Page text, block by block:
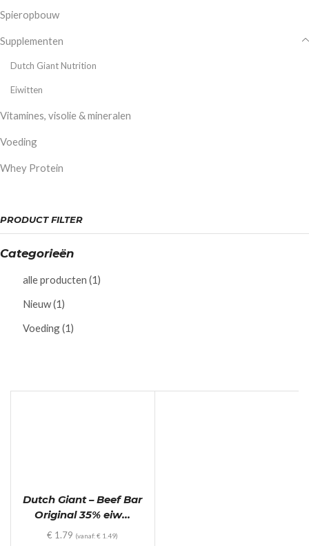
Spieropbouw
Supplementen
Dutch Giant Nutrition
Eiwitten
Vitamines, visolie & mineralen
Voeding
Whey Protein
PRODUCT FILTER
Categorieën
alle producten (1)
Nieuw(1)
Voeding(1)
Dutch Giant – Beef Bar
Original 35% eiw...
€ 1.79 (vanaf:€ 1.49)